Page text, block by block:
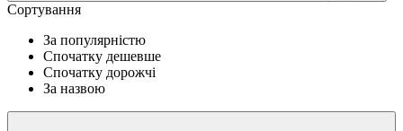
Сортування
За популярністю
Спочатку дешевше
Спочатку дорожчі
За назвою